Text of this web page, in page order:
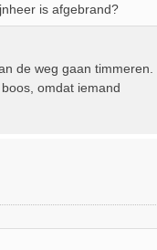
is afgebrand?
de weg gaan timmeren.
omdat iemand